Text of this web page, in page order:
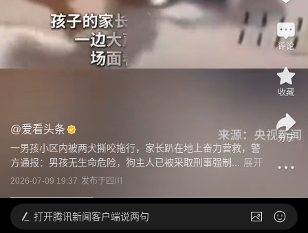
@爱看头条
一男孩小区内被两犬撕咬拖行，家长趴在地上奋力营救，警
方通报：男孩无生命危险，狗主人已被采取刑事强制...
展开
2026-07-09 19:37 发布于 四川
评论
收藏
分享
打开腾讯新闻客户端说两句